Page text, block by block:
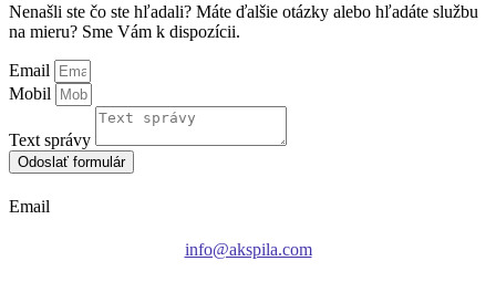
Nenašli ste čo ste hľadali? Máte ďalšie otázky alebo hľadáte službu
na mieru? Sme Vám k dispozícii.
Email
Mobil
Text správy
Odoslať formulár
Email
info@akspila.com